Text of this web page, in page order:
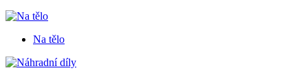
Na tělo